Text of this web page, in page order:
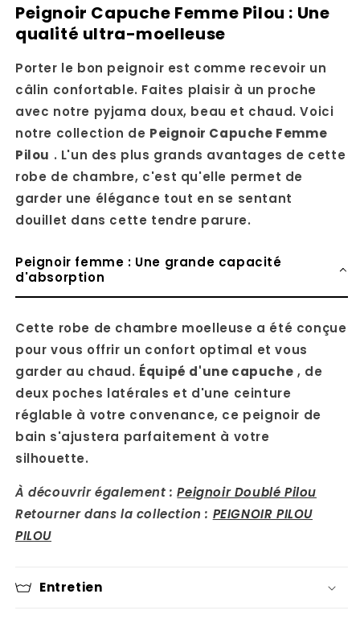
Peignoir Capuche Femme Pilou : Une
qualité ultra-moelleuse
Porter le bon peignoir est comme recevoir un
câlin confortable. Faites plaisir à un proche
avec notre pyjama doux, beau et chaud.Voici
notre collection de Peignoir Capuche Femme
Pilou . L'un des plus grands avantages de cette
robe de chambre, c'est qu'elle permet de
garder une élégance tout en se sentant
douillet dans cette tendre parure.
Peignoir femme : Une grande capacité
d'absorption
Cette robe de chambre moelleuse a été conçue
pour vous offrir un confort optimal et vous
garder au chaud. Équipé d'une capuche , de
deux poches latérales et d'une ceinture
réglable à votre convenance, ce peignoir de
bain s'ajustera parfaitement à votre
silhouette.
À découvrir également :Peignoir Doublé Pilou
Retourner dans la collection : PEIGNOIR PILOU
PILOU
Entretien